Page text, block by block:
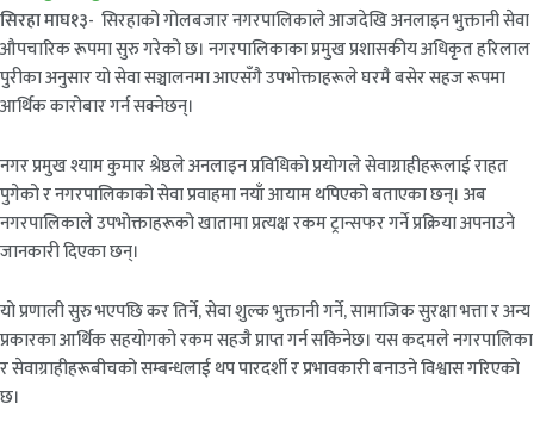
सिरहा माघ१३- सिरहाको गोलबजार नगरपालिकाले आजदेखि अनलाइन भुक्तानी सेवा
औपचारिक रूपमा सुरु गरेको छ। नगरपालिकाका प्रमुख प्रशासकीय अधिकृत हरिलाल
पुरीका अनुसार यो सेवा सञ्चालनमा आएसँगै उपभोक्ताहरूले घरमै बसेर सहज रूपमा
आर्थिक कारोबार गर्न सक्नेछन्।
नगर प्रमुख श्याम कुमार श्रेष्ठले अनलाइन प्रविधिको प्रयोगले सेवाग्राहीहरूलाई राहत
पुगेको र नगरपालिकाको सेवा प्रवाहमा नयाँ आयाम थपिएको बताएका छन्। अब
नगरपालिकाले उपभोक्ताहरूको खातामा प्रत्यक्ष रकम ट्रान्सफर गर्ने प्रक्रिया अपनाउने
जानकारी दिएका छन्।
यो प्रणाली सुरु भएपछि कर तिर्ने, सेवा शुल्क भुक्तानी गर्ने, सामाजिक सुरक्षा भत्ता र अन्य
प्रकारका आर्थिक सहयोगको रकम सहजै प्राप्त गर्न सकिनेछ। यस कदमले नगरपालिका
र सेवाग्राहीहरूबीचको सम्बन्धलाई थप पारदर्शी र प्रभावकारी बनाउने विश्वास गरिएको
छ।